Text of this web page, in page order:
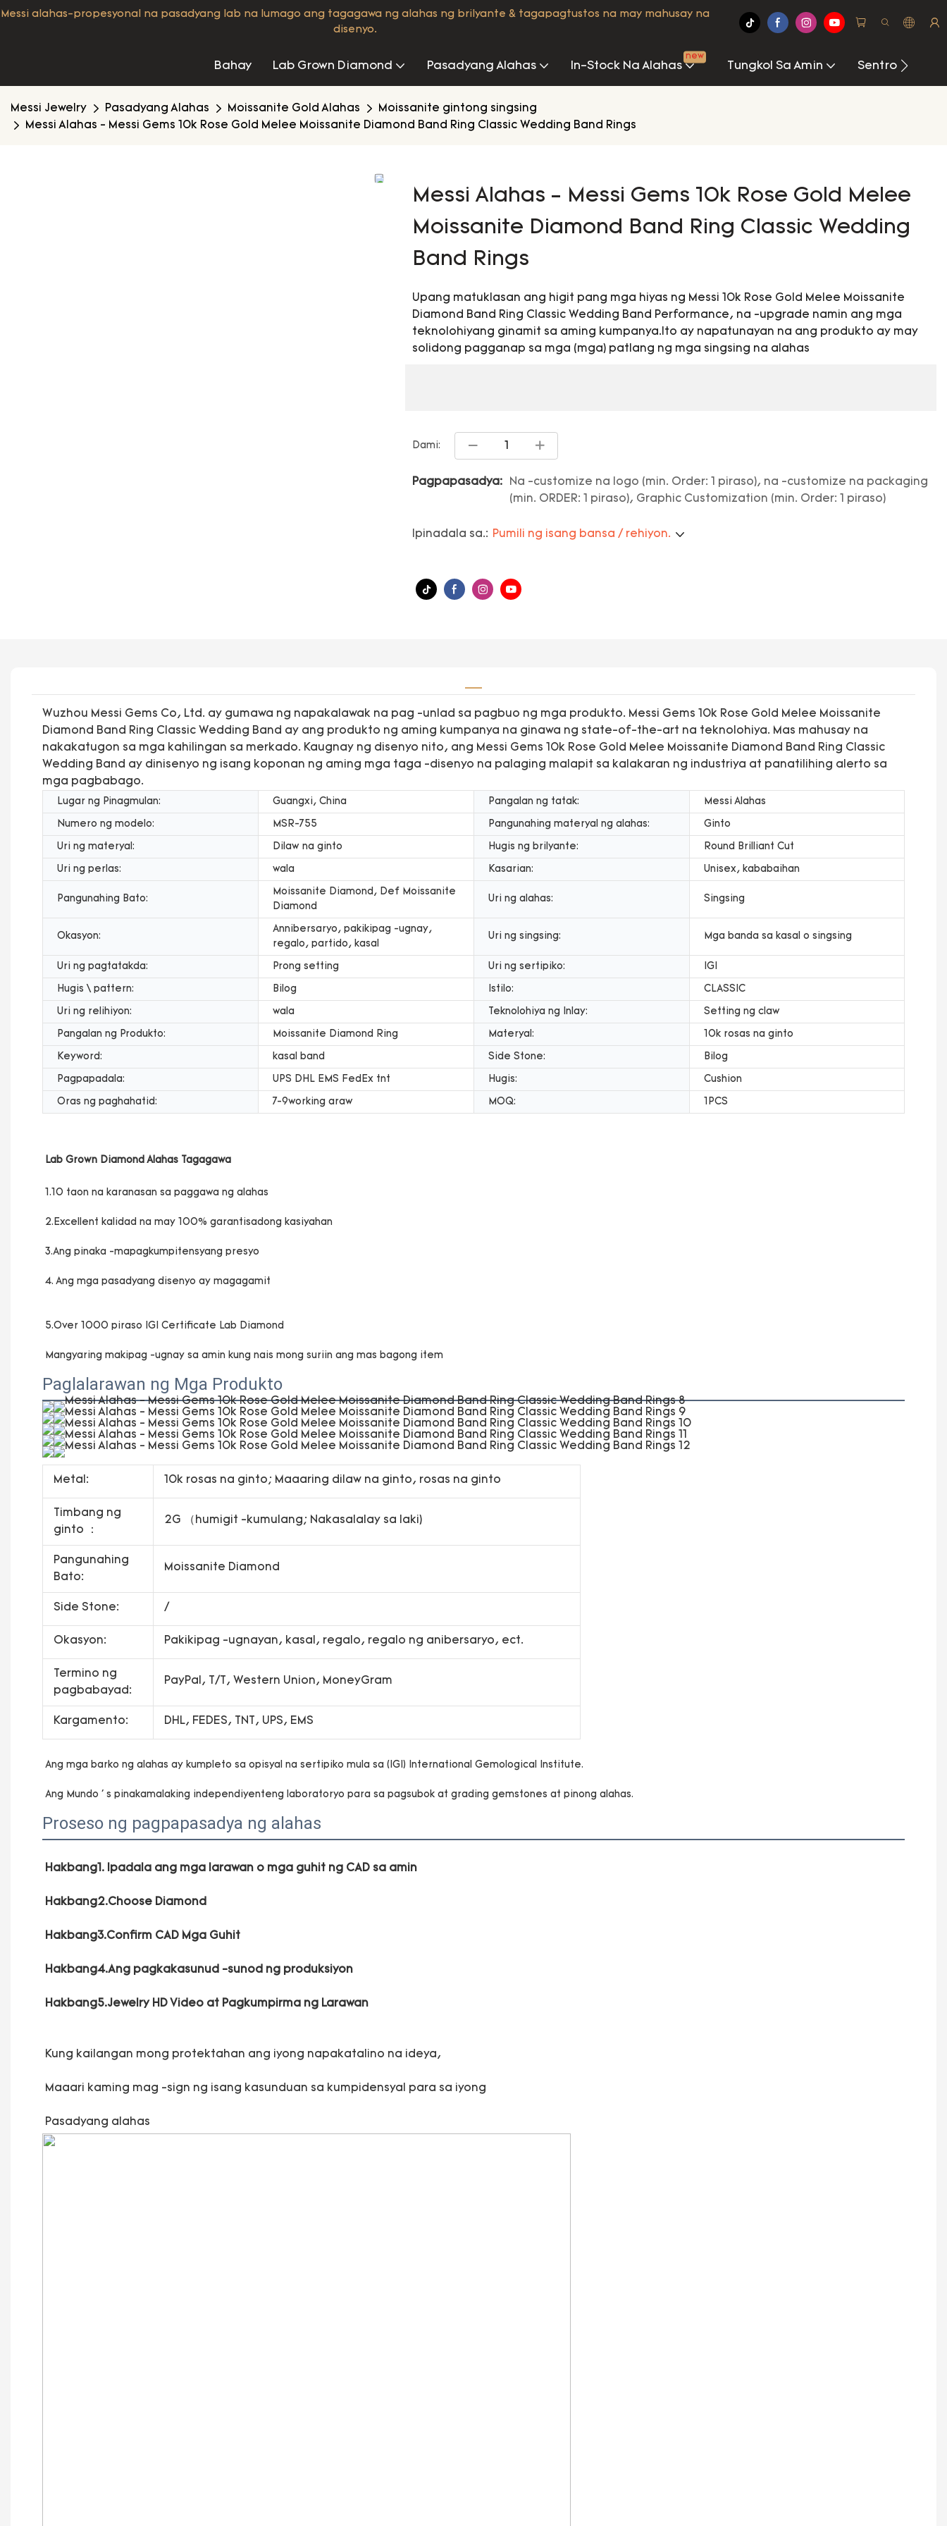
Messi alahas-propesyonal na pasadyang lab na lumago ang tagagawa ng alahas ng brilyante & tagapagtustos na may mahusay na
disenyo.
Bahay Lab Grown Diamond Pasadyang Alahas In-Stock Na Alahas
new
Tungkol Sa Amin Sentro Ng
Messi Jewelry Pasadyang Alahas Moissanite Gold Alahas
Moissanite gintong singsing
Messi Alahas - Messi Gems 10k Rose Gold Melee Moissanite Diamond Band Ring Classic Wedding Band Rings
Messi Alahas - Messi Gems 10k Rose Gold Melee
Moissanite Diamond Band Ring Classic Wedding
Band Rings
Upang matuklasan ang higit pang mga hiyas ng Messi 10k Rose Gold Melee Moissanite
Diamond Band Ring Classic Wedding Band Performance, na -upgrade namin ang mga
teknolohiyang ginamit sa aming kumpanya.Ito ay napatunayan na ang produkto ay may
solidong pagganap sa mga (mga) patlang ng mga singsing na alahas
Dami:
Pagpapasadya:
Na -customize na logo (min. Order: 1 piraso), na -customize na packaging
(min. ORDER: 1 piraso), Graphic Customization (min. Order: 1 piraso)
Ipinadala sa.: Pumili ng isang bansa / rehiyon.
Wuzhou Messi Gems Co, Ltd. ay gumawa ng napakalawak na pag -unlad sa pagbuo ng mga produkto. Messi Gems 10k Rose Gold Melee Moissanite
Diamond Band Ring Classic Wedding Band ay ang produkto ng aming kumpanya na ginawa ng state-of-the-art na teknolohiya. Mas mahusay na
nakakatugon sa mga kahilingan sa merkado. Kaugnay ng disenyo nito, ang Messi Gems 10k Rose Gold Melee Moissanite Diamond Band Ring Classic
Wedding Band ay dinisenyo ng isang koponan ng aming mga taga -disenyo na palaging malapit sa kalakaran ng industriya at panatilihing alerto sa
mga pagbabago.
Lugar ng Pinagmulan: Guangxi, China Pangalan ng tatak: Messi Alahas
Numero ng modelo: MSR-755 Pangunahing materyal ng alahas: Ginto
Uri ng materyal: Dilaw na ginto Hugis ng brilyante: Round Brilliant Cut
Uri ng perlas: wala Kasarian: Unisex, kababaihan
Pangunahing Bato:
Moissanite Diamond, Def Moissanite
Diamond
Uri ng alahas: Singsing
Okasyon:
Annibersaryo, pakikipag -ugnay,
regalo, partido, kasal
Uri ng singsing: Mga banda sa kasal o singsing
Uri ng pagtatakda: Prong setting Uri ng sertipiko: IGI
Hugis \ pattern: Bilog Istilo: CLASSIC
Uri ng relihiyon: wala Teknolohiya ng Inlay: Setting ng claw
Pangalan ng Produkto: Moissanite Diamond Ring Materyal: 10k rosas na ginto
Keyword: kasal band Side Stone: Bilog
Pagpapadala: UPS DHL EMS FedEx tnt Hugis: Cushion
Oras ng paghahatid: 7-9working araw MOQ: 1PCS
Paglalarawan ng Mga Produkto
Metal: 10k rosas na ginto; Maaaring dilaw na ginto, rosas na ginto
Timbang ng
ginto ：
2G （humigit -kumulang; Nakasalalay sa laki)
Pangunahing
Bato:
Moissanite Diamond
Side Stone: /
Okasyon: Pakikipag -ugnayan, kasal, regalo, regalo ng anibersaryo, ect.
Termino ng
pagbabayad:
PayPal, T/T, Western Union, MoneyGram
Kargamento: DHL, FEDES, TNT, UPS, EMS
Proseso ng pagpapasadya ng alahas